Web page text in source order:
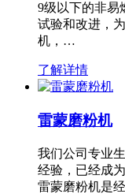
9级以下的非易
试验和改进，
机，…
了解详情
雷蒙磨粉机
我们公司专业
经验，已经成
雷蒙磨粉机是